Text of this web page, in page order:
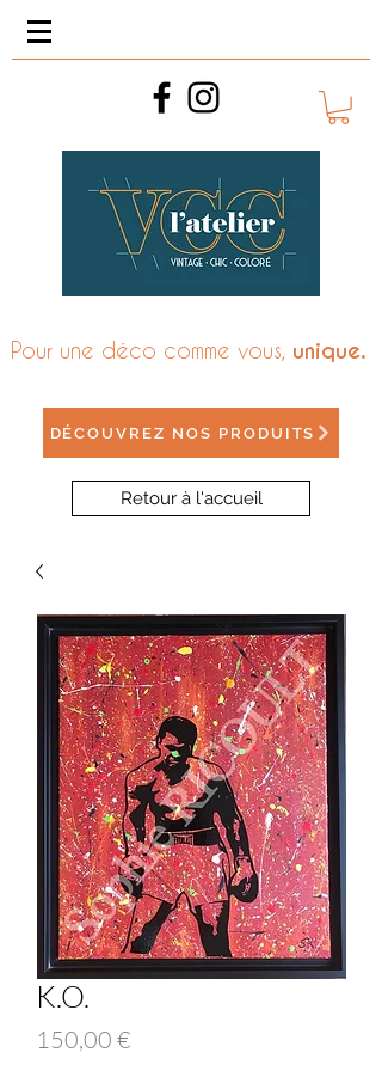
Pour une déco comme vous, unique.
DÉCOUVREZ NOS PRODUITS
Retour à l'accueil
K.O.
150,00 €